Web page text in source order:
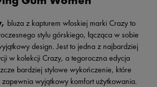
bluza z kapturem włoskiej marki Crazy to
stylu górskiego, łącząca w sobie
design. Jest to jedna z najbardziej
w kolekcji Crazy, a tegoroczna edycja
bardziej stylowe wykończenie, które
wyjątkowy komfort użytkowania.